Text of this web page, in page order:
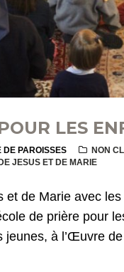
LES
DE PAROISSES NON
JESUS ET DE MARIE
et de Marie avec
de prière pour
jeunes, à l’Œuvre